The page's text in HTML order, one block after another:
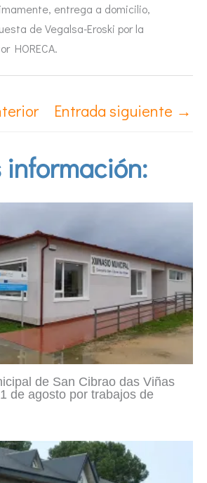
entrega a domicilio,
de Vegalsa-Eroski por la
HORECA.
Entrada siguiente →
información:
de San Cibrao das Viñas
de agosto por trabajos de